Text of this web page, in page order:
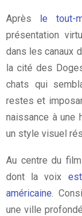
Après le tout-
présentation
dans les canaux
la cité des
chats qui
restes et
naissance à une
un style visuel
Au centre du
dont la voix
américaine .
une ville